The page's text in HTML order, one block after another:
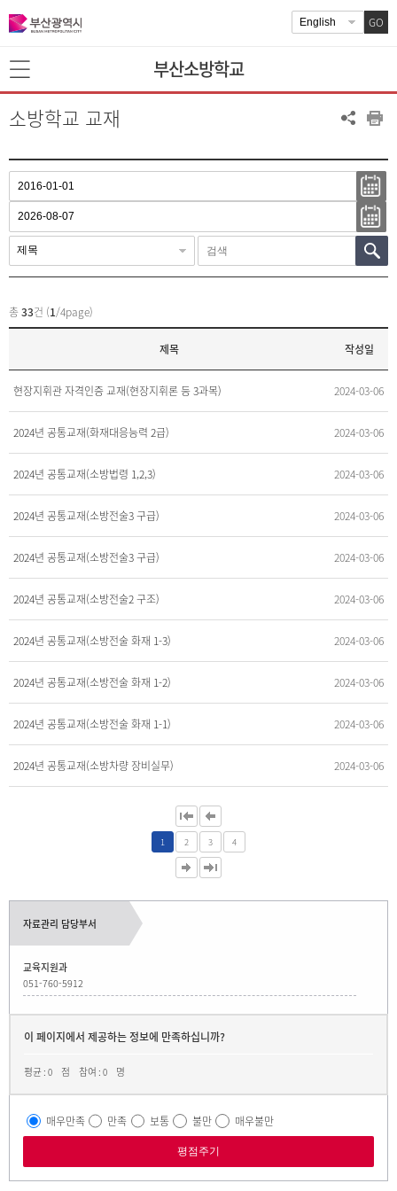
GO
부산소방학교
소방학교 교재
총33건 (1/4page)
제목 작성일
현장지휘관 자격인증 교재(현장지휘론 등 3과목) 2024-03-06
2024년 공통교재(화재대응능력 2급) 2024-03-06
2024년 공통교재(소방법령 1,2,3) 2024-03-06
2024년 공통교재(소방전술3 구급) 2024-03-06
2024년 공통교재(소방전술3 구급) 2024-03-06
2024년 공통교재(소방전술2 구조) 2024-03-06
2024년 공통교재(소방전술 화재 1-3) 2024-03-06
2024년 공통교재(소방전술 화재 1-2) 2024-03-06
2024년 공통교재(소방전술 화재 1-1) 2024-03-06
2024년 공통교재(소방차량 장비실무) 2024-03-06
1 2 3 4
자료관리 담당부서
교육지원과
051-760-5912
이 페이지에서 제공하는 정보에 만족하십니까?
평균 : 0 점 참여 : 0 명
매우만족 만족 보통 불만 매우불만